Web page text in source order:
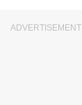
ADVERTISEMENT